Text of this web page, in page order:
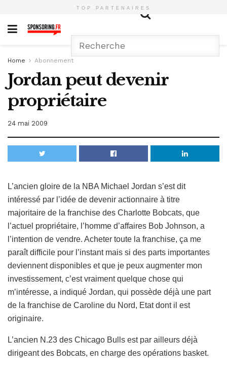
TOP PARTENAIRES
Home Abonnement
Jordan peut devenir
propriétaire
24 mai 2009
L’ancien gloire de la NBA Michael Jordan s’est dit
intéressé par l’idée de devenir actionnaire à titre
majoritaire de la franchise des Charlotte Bobcats, que
l’actuel propriétaire, l’homme d’affaires Bob Johnson, a
l’intention de vendre. Acheter toute la franchise, ça me
paraît difficile pour l’instant mais si des parts importantes
deviennent disponibles et que je peux augmenter mon
investissement, c’est vraiment quelque chose qui
m’intéresse, a indiqué Jordan, qui possède déjà une part
de la franchise de Caroline du Nord, Etat dont il est
originaire.
L’ancien N.23 des Chicago Bulls est par ailleurs déjà
dirigeant des Bobcats, en charge des opérations basket.